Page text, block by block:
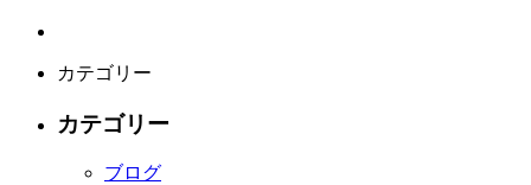
カテゴリー
カテゴリー
ブログ